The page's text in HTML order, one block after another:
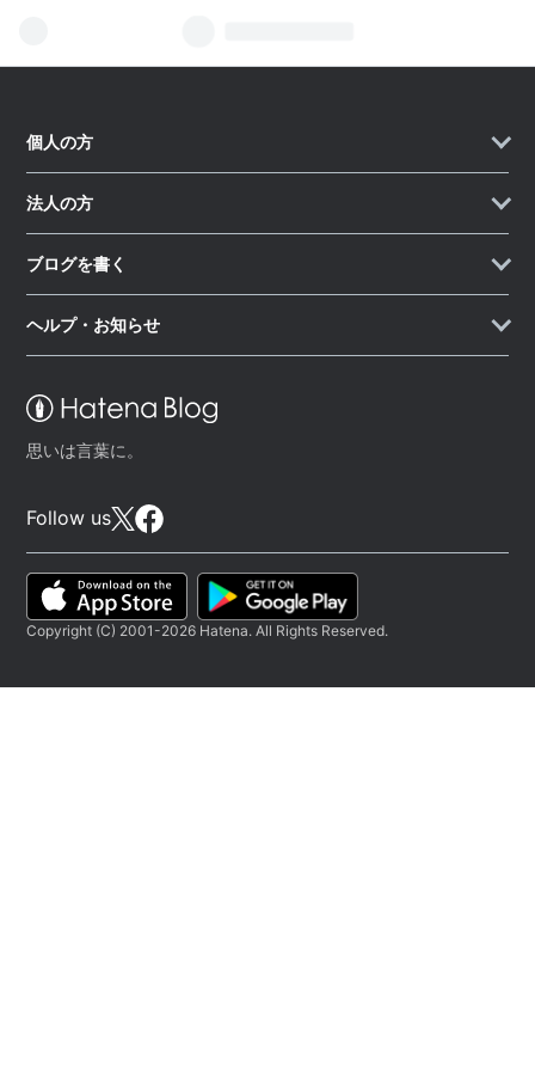
思いは言葉に。
Follow us
個人の方
法人の方
ブログを書く
ヘルプ・お知らせ
Copyright (C) 2001-2026 Hatena. All Rights Reserved.